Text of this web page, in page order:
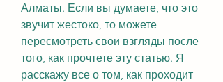
Алматы. Если вы думаете, что это
звучит жестоко, то можете
пересмотреть свои взгляды после
того, как прочтете эту статью. Я
расскажу все о том, как проходит